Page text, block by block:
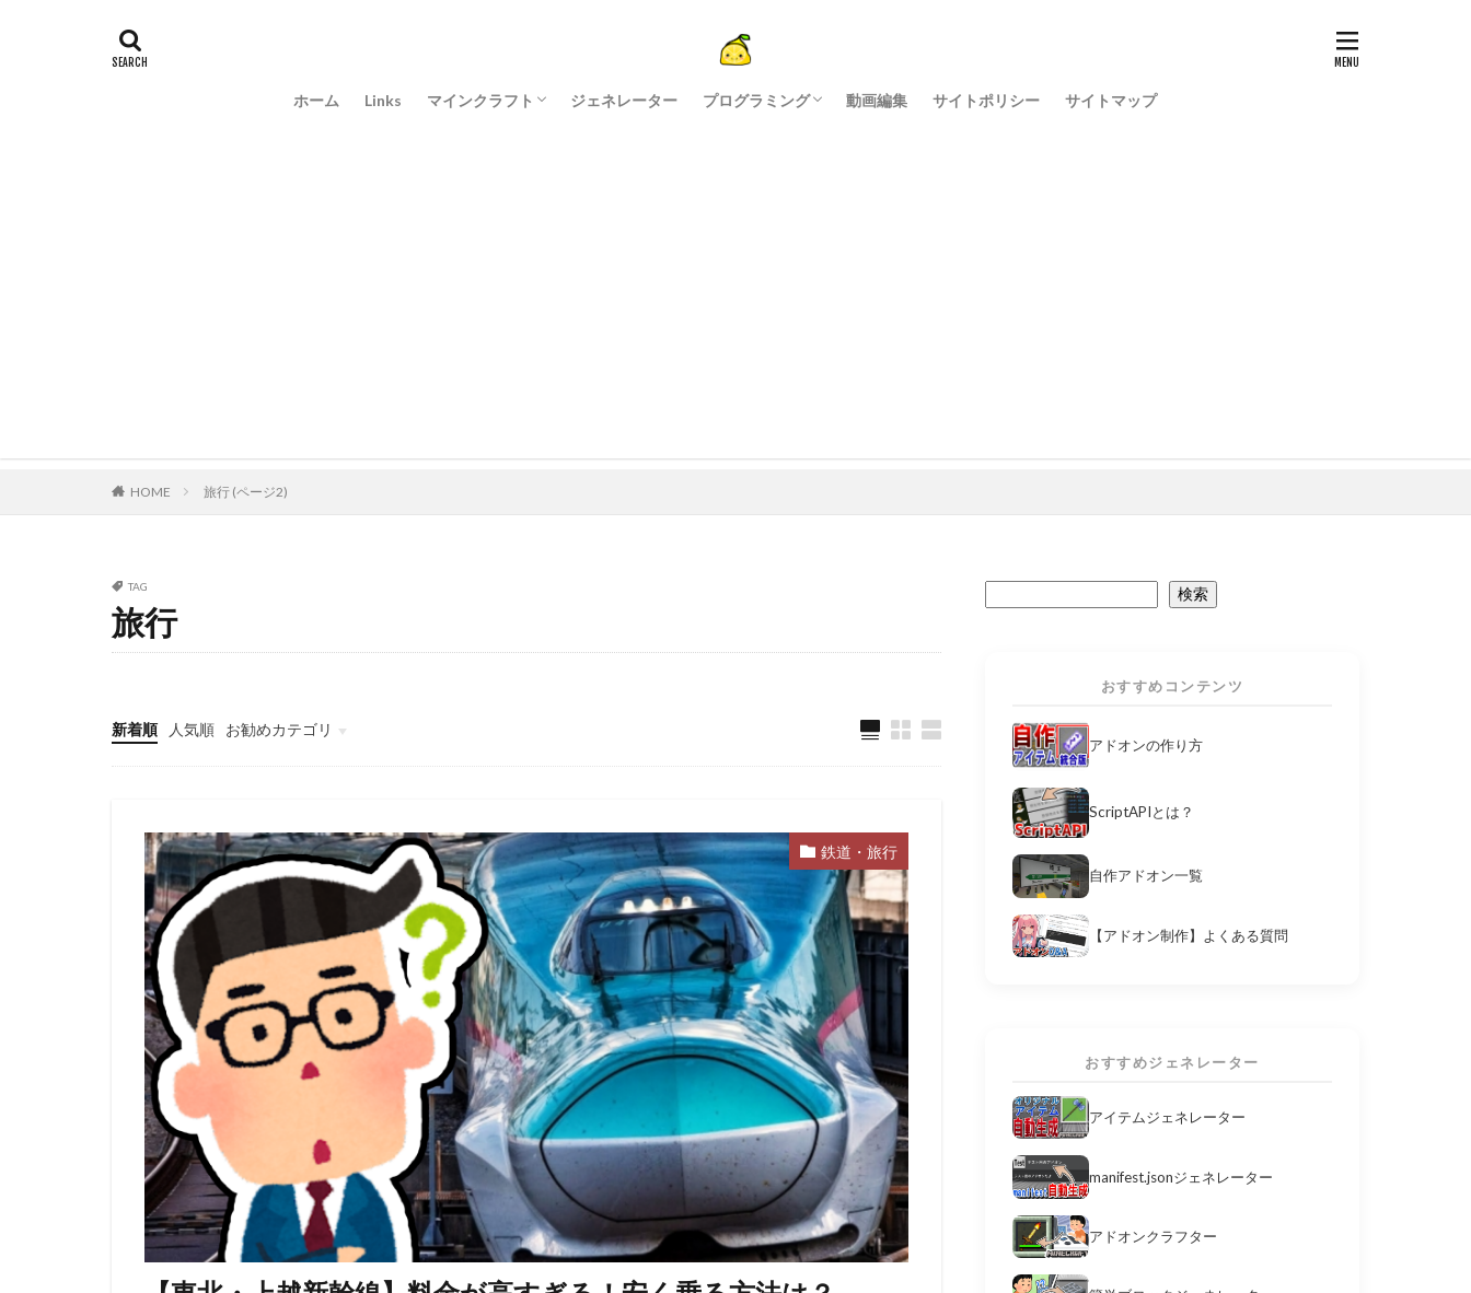
ホーム Links マインクラフト ジェネレーター プログラミング 動画編集 サイトポリシー サイトマップ
HOME 旅行 (ページ2)
TAG
旅行
新着順 人気順
お勧めカテゴリ
鉄道・旅行
雑記
鉄道・旅行
検索
おすすめコンテンツ
アドオンの作り方
ScriptAPIとは？
自作アドオン一覧
【アドオン制作】よくある質問
おすすめジェネレーター
アイテムジェネレーター
manifest.jsonジェネレーター
アドオンクラフター